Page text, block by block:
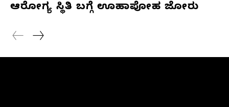
ಆರೋಗ್ಯ ಸ್ಥಿತಿ ಬಗ್ಗೆ ಊಹಾಪೋಹ ಜೋರು